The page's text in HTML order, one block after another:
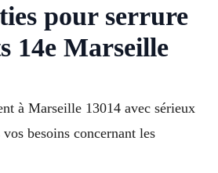
pour serrure
14e Marseille
à Marseille 13014 avec sérieux
besoins concernant les